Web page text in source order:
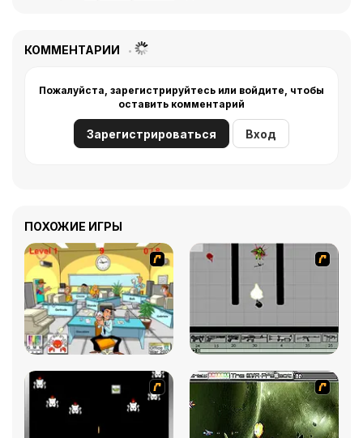
КОММЕНТАРИИ
Пожалуйста, зарегистрируйтесь или войдите, чтобы
оставить комментарий
Зарегистрироваться Вход
ПОХОЖИЕ ИГРЫ